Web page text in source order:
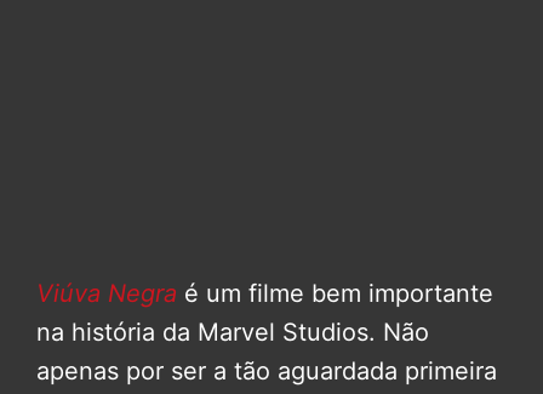
Viúva Negra é um filme bem importante
na história da Marvel Studios. Não
apenas por ser a tão aguardada primeira